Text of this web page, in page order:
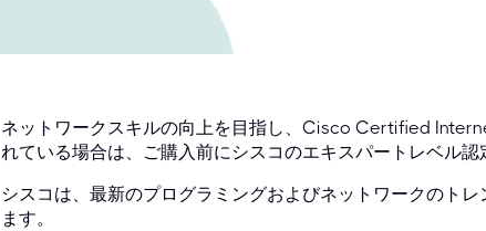
ネットワークスキルの向上を目指し、Cisco Certified
れている場合は、ご購入前にシスコのエキスパートレベル認
シスコは、最新のプログラミングおよびネットワークのト
ます。